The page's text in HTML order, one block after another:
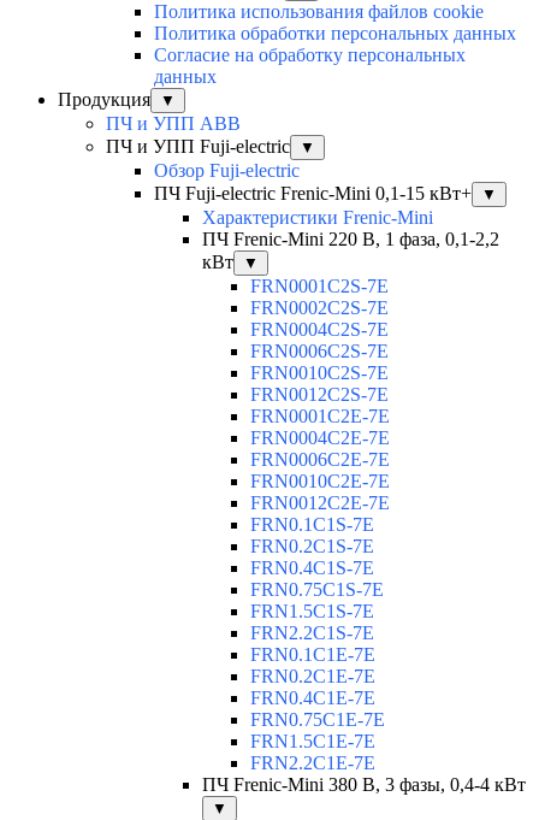
Политика использования файлов cookie
Политика обработки персональных данных
Согласие на обработку персональных
данных
Продукция
▼
ПЧ и УПП ABB
ПЧ и УПП Fuji-electric
▼
Обзор Fuji-electric
ПЧ Fuji-electric Frenic-Mini 0,1-15 кВт+
▼
Характеристики Frenic-Mini
ПЧ Frenic-Mini 220 В, 1 фаза, 0,1-2,2
кВт
▼
FRN0001C2S-7E
FRN0002C2S-7E
FRN0004C2S-7E
FRN0006C2S-7E
FRN0010C2S-7E
FRN0012C2S-7E
FRN0001C2E-7E
FRN0004C2E-7E
FRN0006C2E-7E
FRN0010C2E-7E
FRN0012C2E-7E
FRN0.1C1S-7E
FRN0.2C1S-7E
FRN0.4C1S-7E
FRN0.75C1S-7E
FRN1.5C1S-7E
FRN2.2C1S-7E
FRN0.1C1E-7E
FRN0.2C1E-7E
FRN0.4C1E-7E
FRN0.75C1E-7E
FRN1.5C1E-7E
FRN2.2C1E-7E
ПЧ Frenic-Mini 380 В, 3 фазы, 0,4-4 кВт
▼